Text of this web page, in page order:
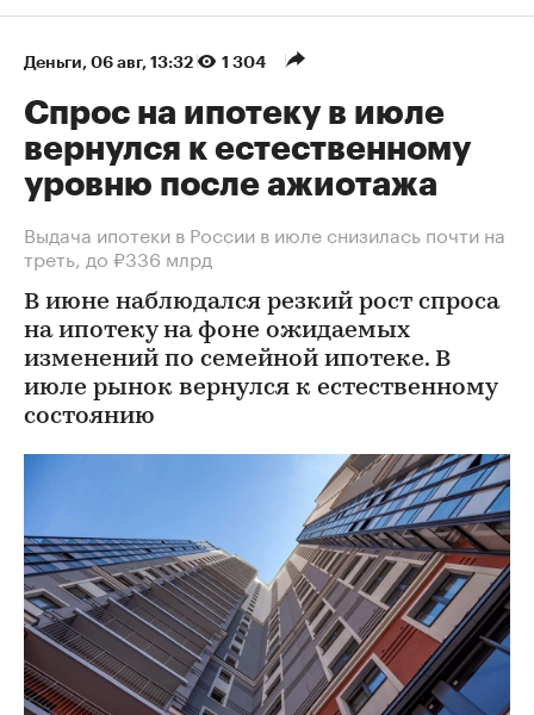
Деньги 06 авг, 13:32 1 304
Спрос на ипотеку в июле
вернулся к естественному
уровню после ажиотажа
Выдача ипотеки в России в июле снизилась почти на
треть, до ₽336 млрд
В июне наблюдался резкий рост спроса
на ипотеку на фоне ожидаемых
изменений по семейной ипотеке. В
июле рынок вернулся к естественному
состоянию